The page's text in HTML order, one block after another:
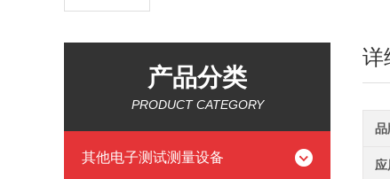
产品分类
PRODUCT CATEGORY
其他电子测试测量设备
详
品